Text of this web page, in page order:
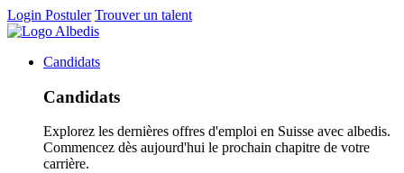
Login Postuler Trouver un talent
Candidats
Candidats
Explorez les dernières offres d'emploi en Suisse avec albedis.
Commencez dès aujourd'hui le prochain chapitre de votre
carrière.